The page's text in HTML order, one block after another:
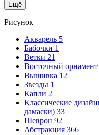
Ещё
Рисунок
Акварель 5
Бабочки 1
Ветки 21
Восточный орнамент
Вышивка 12
Звезды 1
Капли 2
Классические
дамаски) 33
Шеврон 92
Абстракция 366